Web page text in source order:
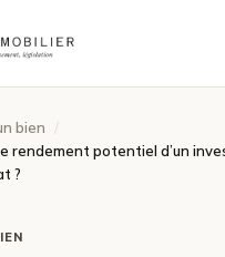
bien
rendement potentiel d’un
?